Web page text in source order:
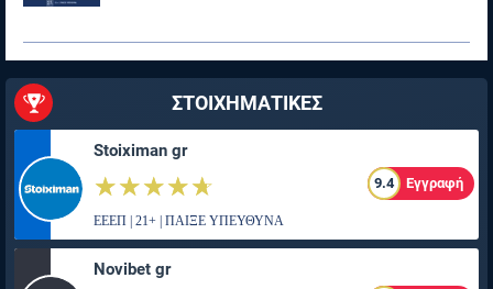
ΣΤΟΙΧΗΜΑΤΙΚΕΣ
Stoiximan gr
☆☆☆☆☆
★★★★★ 9.4 Εγγραφή
ΕΕΕΠ | 21+ | ΠΑΙΞΕ ΥΠΕΥΘΥΝΑ
Novibet gr